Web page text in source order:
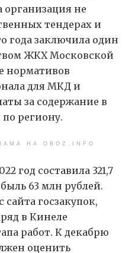
организация не
тендерах и
года заключила один
ЖКХ Московской
нормативов
для МКД и
за содержание в
региону.
НА OBOZ.INFO
год составила 321,7
63 млн рублей.
госзакупок,
в Кинеле
работ. К декабрю
оценить